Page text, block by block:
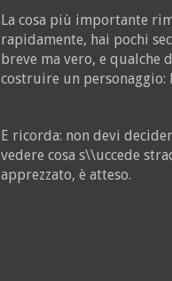
La cosa più importante
rapidamente, hai pochi
breve ma vero, e qualche
costruire un personaggio:
E ricorda: non devi
vedere cosa s\\uccede
apprezzato, è atteso.